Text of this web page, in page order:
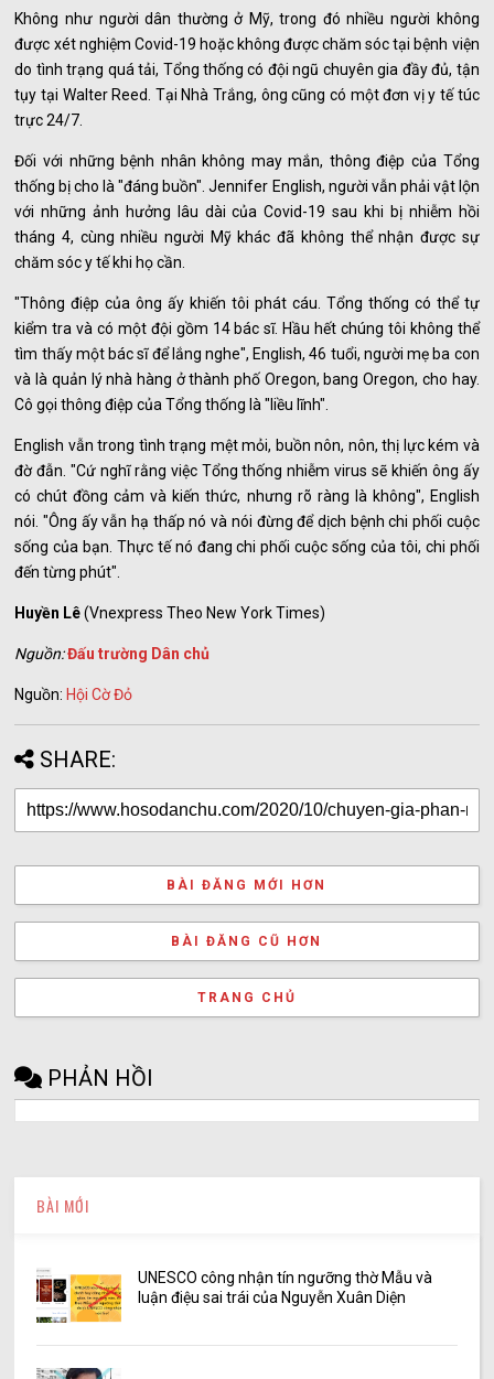
Không như người dân thường ở Mỹ, trong đó nhiều người không
được xét nghiệm Covid-19 hoặc không được chăm sóc tại bệnh viện
do tình trạng quá tải, Tổng thống có đội ngũ chuyên gia đầy đủ, tận
tụy tại Walter Reed. Tại Nhà Trắng, ông cũng có một đơn vị y tế túc
trực 24/7.
Đối với những bệnh nhân không may mắn, thông điệp của Tổng
thống bị cho là "đáng buồn". Jennifer English, người vẫn phải vật lộn
với những ảnh hưởng lâu dài của Covid-19 sau khi bị nhiễm hồi
tháng 4, cùng nhiều người Mỹ khác đã không thể nhận được sự
chăm sóc y tế khi họ cần.
"Thông điệp của ông ấy khiến tôi phát cáu. Tổng thống có thể tự
kiểm tra và có một đội gồm 14 bác sĩ. Hầu hết chúng tôi không thể
tìm thấy một bác sĩ để lắng nghe", English, 46 tuổi, người mẹ ba con
và là quản lý nhà hàng ở thành phố Oregon, bang Oregon, cho hay.
Cô gọi thông điệp của Tổng thống là "liều lĩnh".
English vẫn trong tình trạng mệt mỏi, buồn nôn, nôn, thị lực kém và
đờ đẫn. "Cứ nghĩ rằng việc Tổng thống nhiễm virus sẽ khiến ông ấy
có chút đồng cảm và kiến thức, nhưng rõ ràng là không", English
nói. "Ông ấy vẫn hạ thấp nó và nói đừng để dịch bệnh chi phối cuộc
sống của bạn. Thực tế nó đang chi phối cuộc sống của tôi, chi phối
đến từng phút".
Huyền Lê(Vnexpress Theo New York Times)
Nguồn:Đấu trường Dân chủ
Nguồn: Hội Cờ Đỏ
SHARE:
BÀI ĐĂNG MỚI HƠN
BÀI ĐĂNG CŨ HƠN
TRANG CHỦ
PHẢN HỒI
BÀI MỚI
UNESCO công nhận tín ngưỡng thờ Mẫu và
luận điệu sai trái của Nguyễn Xuân Diện